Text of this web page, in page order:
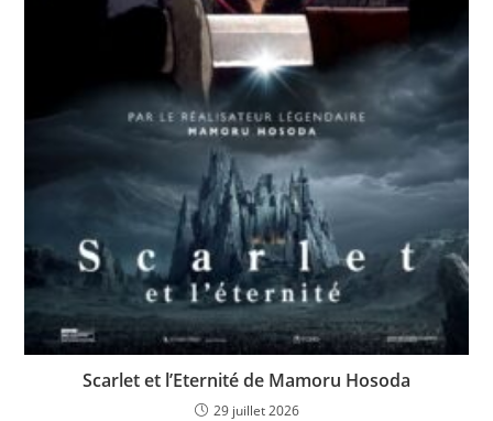
Scarlet et l’Eternité de Mamoru Hosoda
29 juillet 2026